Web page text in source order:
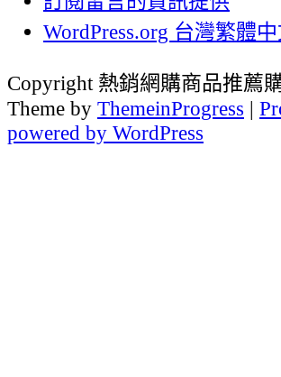
WordPress.org 台灣繁體
Copyright 熱銷網購商品推薦
Theme by ThemeinProgress |
powered by WordPress